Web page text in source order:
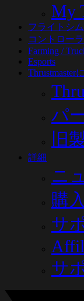
My
フライトシム
コントロー
Farming /
Esports
Thrustmaster
パ
旧
詳細
ニ
購
サ
サ